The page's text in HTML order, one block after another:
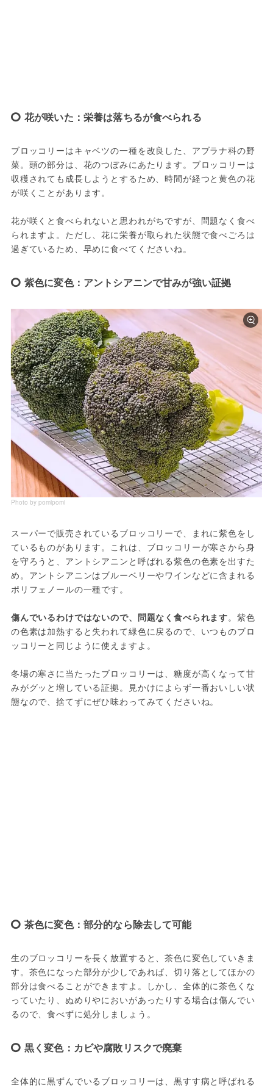
花が咲いた：栄養は落ちるが食べられる
ブロッコリーはキャベツの一種を改良した、アブラナ科の野
菜。頭の部分は、花のつぼみにあたります。ブロッコリーは
収穫されても成長しようとするため、時間が経つと黄色の花
が咲くことがあります。
花が咲くと食べられないと思われがちですが、問題なく食べ
られますよ。ただし、花に栄養が取られた状態で食べごろは
過ぎているため、早めに食べてくださいね。
紫色に変色：アントシアニンで甘みが強い証拠
Photo by pomipomi
スーパーで販売されているブロッコリーで、まれに紫色をし
ているものがあります。これは、ブロッコリーが寒さから身
を守ろうと、アントシアニンと呼ばれる紫色の色素を出すた
め。アントシアニンはブルーベリーやワインなどに含まれる
ポリフェノールの一種です。
傷んでいるわけではないので、問題なく食べられます。紫色
の色素は加熱すると失われて緑色に戻るので、いつものブロ
ッコリーと同じように使えますよ。
冬場の寒さに当たったブロッコリーは、糖度が高くなって甘
みがグッと増している証拠。見かけによらず一番おいしい状
態なので、捨てずにぜひ味わってみてくださいね。
茶色に変色：部分的なら除去して可能
生のブロッコリーを長く放置すると、茶色に変色していきま
す。茶色になった部分が少しであれば、切り落としてほかの
部分は食べることができますよ。しかし、全体的に茶色くな
っていたり、ぬめりやにおいがあったりする場合は傷んでい
るので、食べずに処分しましょう。
黒く変色：カビや腐敗リスクで廃棄
全体的に黒ずんでいるブロッコリーは、黒すす病と呼ばれる